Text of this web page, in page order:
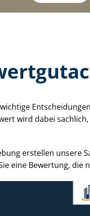
wird dabei
erstellen
eine Bewertung,